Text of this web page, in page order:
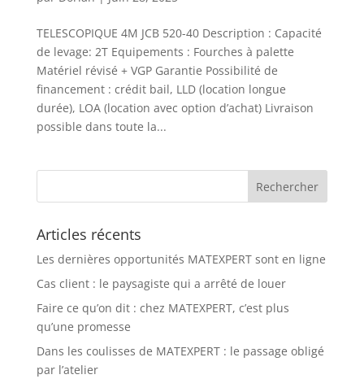
TELESCOPIQUE 4M JCB 520-40 Description : Capacité
de levage: 2T Equipements : Fourches à palette
Matériel révisé + VGP Garantie Possibilité de
financement : crédit bail, LLD (location longue
durée), LOA (location avec option d’achat) Livraison
possible dans toute la...
Articles récents
Les dernières opportunités MATEXPERT sont en ligne
Cas client : le paysagiste qui a arrêté de louer
Faire ce qu’on dit : chez MATEXPERT, c’est plus
qu’une promesse
Dans les coulisses de MATEXPERT : le passage obligé
par l’atelier